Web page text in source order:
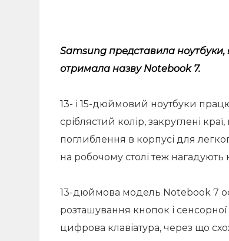
Samsung представила ноутбуки,
отримала назву Notebook 7.
13- і 15-дюймовий ноутбуки
сріблястий колір, закруглені
поглиблення в корпусі для
на робочому столі теж нагадують
13-дюймова модель Notebook 7
розташування кнопок і
цифрова клавіатура, через що